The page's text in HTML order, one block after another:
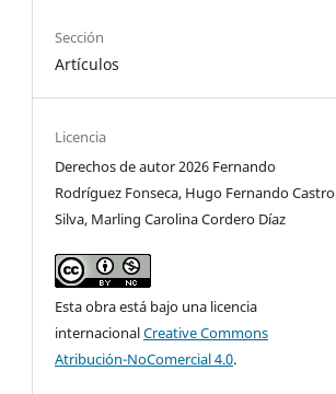
Sección
Artículos
Licencia
Derechos de autor 2026 Fernando
Rodríguez Fonseca, Hugo Fernando Castro
Silva, Marling Carolina Cordero Díaz
Esta obra está bajo una licencia
internacionalCreative Commons
Atribución-NoComercial 4.0.